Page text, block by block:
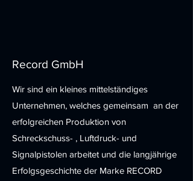
Record GmbH
Wir sind ein kleines mittelständiges
Unternehmen, welches gemeinsam an der
erfolgreichen Produktion von
Schreckschuss- , Luftdruck- und
Signalpistolen arbeitet und die langjährige
Erfolgsgeschichte der Marke RECORD